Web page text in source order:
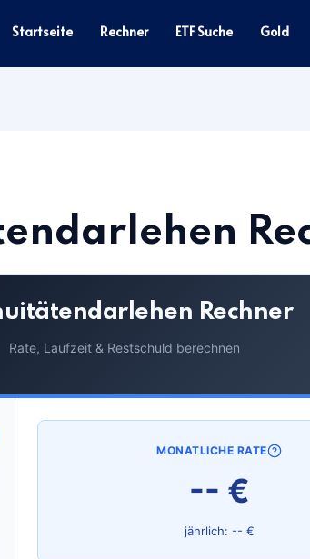
Startseite Rechner ETF Suche Gold
Rechner
Rate, Laufzeit & Restschuld berechnen
MONATLICHE RATE
-- €
jährlich: -- €